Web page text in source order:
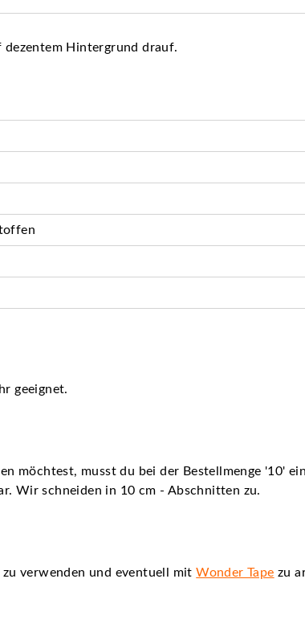
Hintergrund drauf.
geeignet.
möchtest, musst du bei der Bestellmenge '10'
Wir schneiden in 10 cm - Abschnitten zu.
zu verwenden und eventuell mitWonder Tape zu